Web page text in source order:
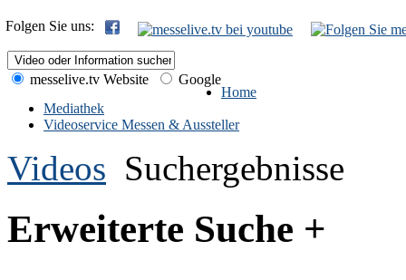
Folgen Sie uns:
messelive.tv Website
Google
Home
Mediathek
Videoservice Messen & Aussteller
Videos Suchergebnisse
Erweiterte Suche +